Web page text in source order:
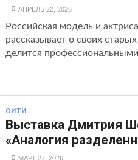
АПРЕЛЬ 22, 2026
Российская модель и
рассказывает о своих
делится
СИТИ
Выставка Дмитрия
«Аналогия
МАРТ 27, 2026